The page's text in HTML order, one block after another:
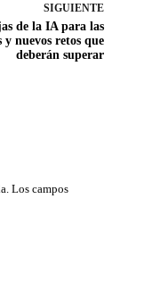
SIGUIENTE
de la IA para las
y nuevos retos que
deberán superar
Los campos